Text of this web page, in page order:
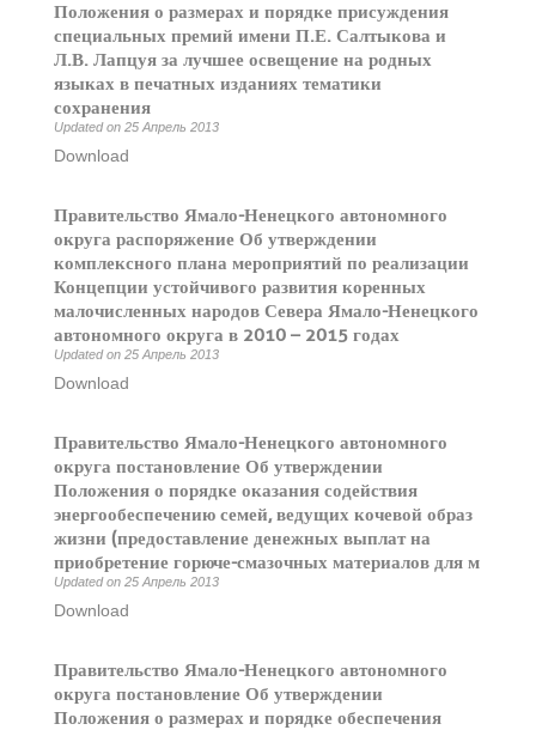
Положения о размерах и порядке присуждения
специальных премий имени П.Е. Салтыкова и
Л.В. Лапцуя за лучшее освещение на родных
языках в печатных изданиях тематики
сохранения
Updated on 25 Апрель 2013
Download
Правительство Ямало-Ненецкого автономного
округа распоряжение Об утверждении
комплексного плана мероприятий по реализации
Концепции устойчивого развития коренных
малочисленных народов Севера Ямало-Ненецкого
автономного округа в 2010 – 2015 годах
Updated on 25 Апрель 2013
Download
Правительство Ямало-Ненецкого автономного
округа постановление Об утверждении
Положения о порядке оказания содействия
энергообеспечению семей, ведущих кочевой образ
жизни (предоставление денежных выплат на
приобретение горюче-смазочных материалов для м
Updated on 25 Апрель 2013
Download
Правительство Ямало-Ненецкого автономного
округа постановление Об утверждении
Положения о размерах и порядке обеспечения